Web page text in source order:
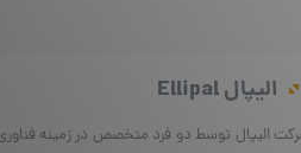
الیپالEllipal